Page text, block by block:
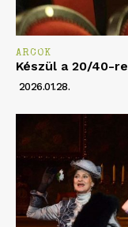
ARCOK
Készül a 20/40-re
2026.01.28.